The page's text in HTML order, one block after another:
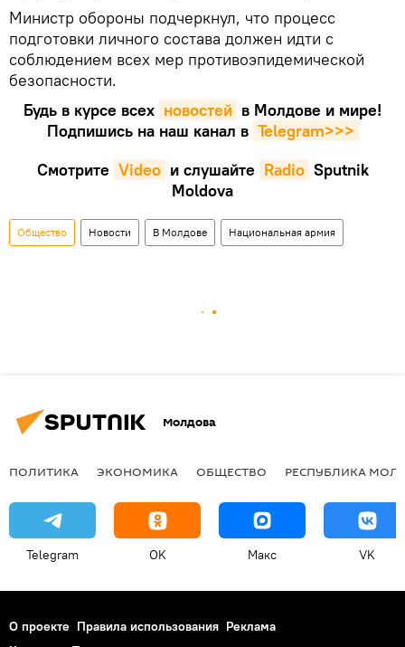
Министр обороны подчеркнул, что процесс
подготовки личного состава должен идти с
соблюдением всех мер противоэпидемической
безопасности.
Будь в курсе всех новостей в Молдове и мире!
Подпишись на наш канал в Telegram>>>
Смотрите Video и слушайте Radio Sputnik
Moldova
Общество Новости В Молдове Национальная армия
Молдова
ПОЛИТИКА ЭКОНОМИКА ОБЩЕСТВО РЕСПУБЛИКА
Telegram OK Макс VK
О проекте Правила использования Реклама